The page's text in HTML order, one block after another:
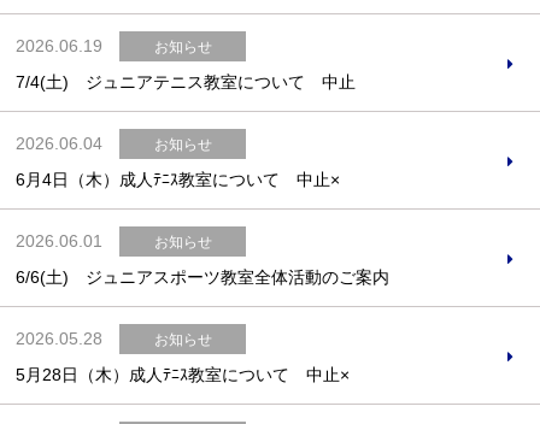
2026.06.19 お知らせ
7/4(土) ジュニアテニス教室について 中止
2026.06.04 お知らせ
6月4日（木）成人ﾃﾆｽ教室について 中止×
2026.06.01 お知らせ
6/6(土) ジュニアスポーツ教室全体活動のご案内
2026.05.28 お知らせ
5月28日（木）成人ﾃﾆｽ教室について 中止×